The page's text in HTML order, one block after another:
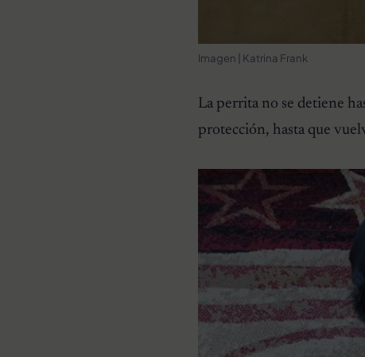
Imagen | Katrina Frank
La perrita no se detiene
protección, hasta que